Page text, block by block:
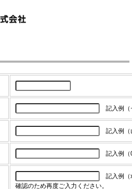
記入例（
記入例
記入例（
記入例（
確認のため再度ご入力ください。